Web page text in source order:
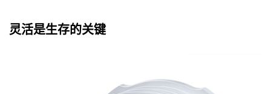
灵活是生存的关键